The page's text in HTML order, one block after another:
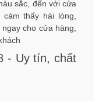
sắc, đến với cửa
cảm thấy hài lòng,
cho cửa hàng,
- Uy tín, chất